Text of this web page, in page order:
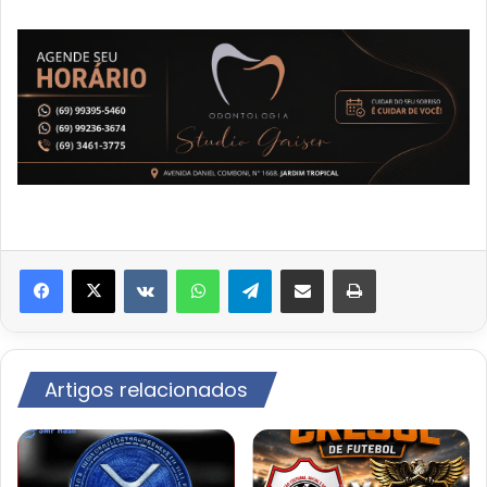
VK WhatsAppTelegramCompartilhar via e-mail Imprimir
Artigos relacionados